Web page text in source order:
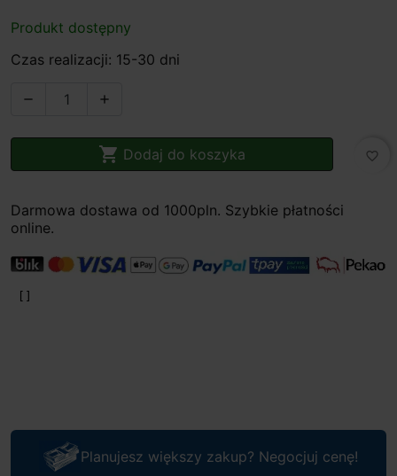
Produkt dostępny
Czas realizacji: 15-30 dni
 
 Dodaj do koszyka favorite_border
Darmowa dostawa od 1000pln. Szybkie płatności
online.
Planujesz większy zakup? Negocjuj cenę!